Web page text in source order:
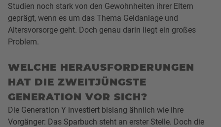
Studien noch stark von den Gewohnheiten ihrer Eltern
geprägt, wenn es um das Thema Geldanlage und
Altersvorsorge geht. Doch genau darin liegt ein großes
Problem.
WELCHE HERAUSFORDERUNGEN
HAT DIE ZWEITJÜNGSTE
GENERATION VOR SICH?
Die Generation Y investiert bislang ähnlich wie ihre
Vorgänger: Das Sparbuch steht an erster Stelle. Doch die